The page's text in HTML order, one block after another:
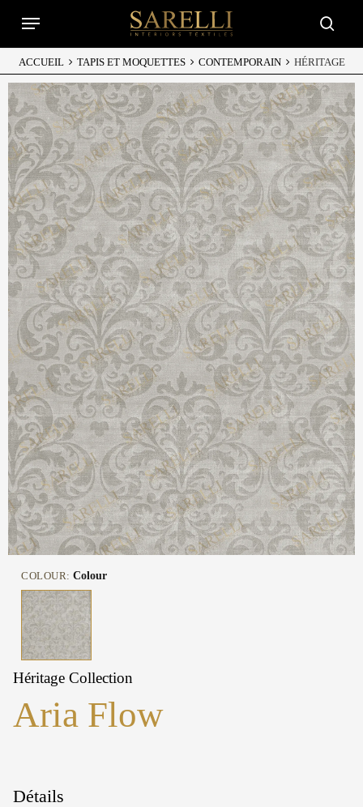
content
Menu
ACCUEIL TAPIS ET MOQUETTES CONTEMPORAIN HÉRITAGE
COLOUR:Colour
Héritage Collection
Aria Flow
Détails